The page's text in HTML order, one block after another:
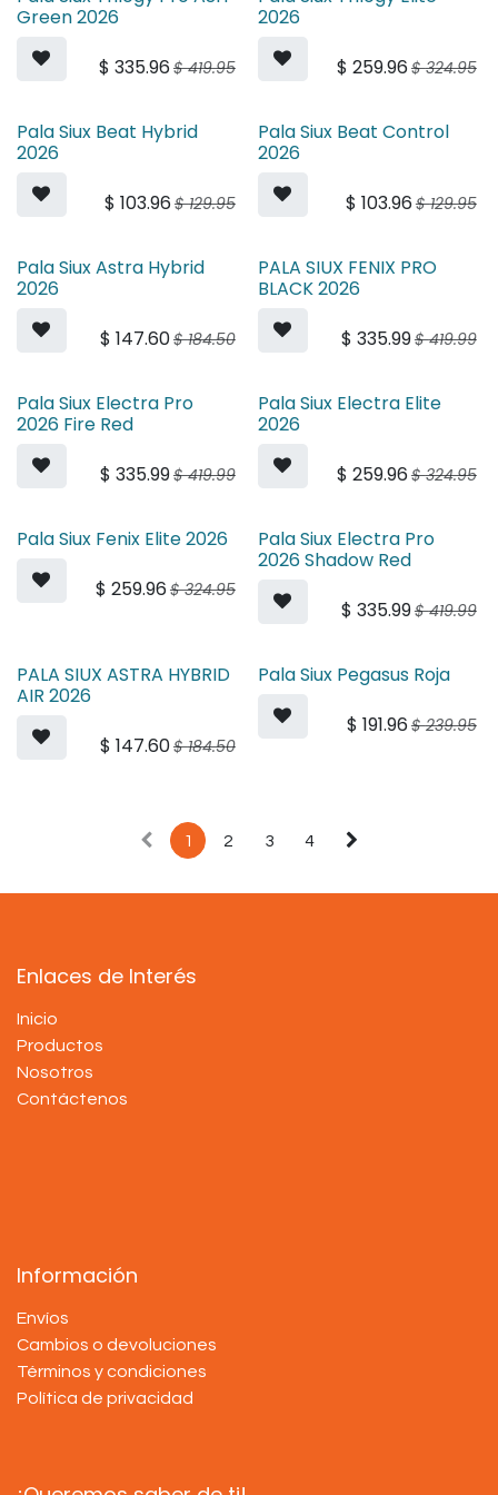
Green 2026
$ 335.96 $419.95
2026
$ 259.96 $324.95
Pala Siux Beat Hybrid
2026
$ 103.96 $129.95
Pala Siux Beat Control
2026
$ 103.96 $129.95
Pala Siux Astra Hybrid
2026
$ 147.60$184.50
PALA SIUX FENIX PRO
BLACK 2026
$ 335.99$419.99
Pala Siux Electra Pro
2026 Fire Red
$ 335.99$419.99
Pala Siux Electra Elite
2026
$ 259.96 $324.95
Pala Siux Fenix Elite 2026
$ 259.96 $324.95
Pala Siux Electra Pro
2026 Shadow Red
$ 335.99$419.99
PALA SIUX ASTRA HYBRID
AIR 2026
$ 147.60$184.50
Pala Siux Pegasus Roja
$ 191.96 $239.95
1 2 3 4
Enlaces de Interés
Inicio
Productos
Nosotros
Contáctenos
Información
Envíos
Cambios o devoluciones
Términos y condiciones
Política de privacidad